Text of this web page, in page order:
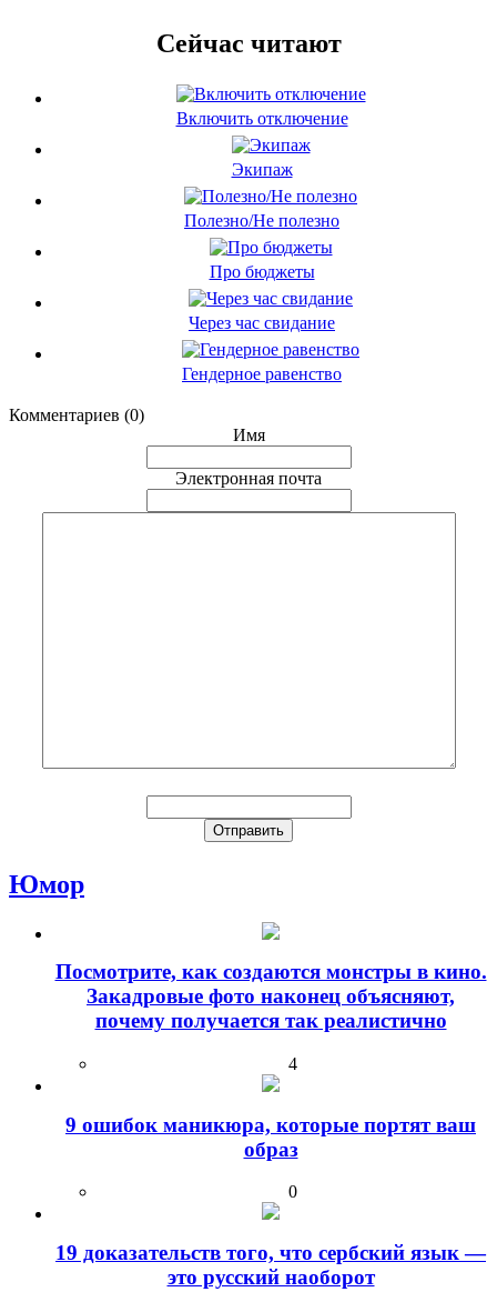
Сейчас читают
Включить отключение
Экипаж
Полезно/Не полезно
Про бюджеты
Через час свидание
Гендерное равенство
Комментариев (0)
Имя
Электронная почта
Юмор
Посмотрите, как создаются монстры в кино.
Закадровые фото наконец объясняют,
почему получается так реалистично
4
9 ошибок маникюра, которые портят ваш
образ
0
19 доказательств того, что сербский язык —
это русский наоборот